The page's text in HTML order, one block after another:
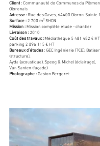
Client :Communauté de Communes du
Oloronais
Adresse :Rue des Gaves, 64400 Oloron-
Surface :2 700 m² SHON
Mission :Mission complète étude - chantier
Livraison :2010
Coût des travaux :Médiathèque 5 481 482 € HT
parking 2 096 115 € HT
Bureaux d’études :GEC Ingénierie (TCE),
(structure),
Ayda (acoustique), Speeg & Michel (éclairage),
Van Santen (façade)
Photographe :Gaston Bergeret